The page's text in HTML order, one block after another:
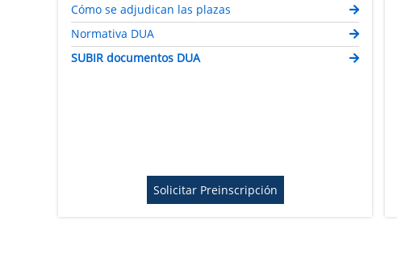
Cómo se adjudican las plazas
Normativa DUA
SUBIR documentos DUA
Solicitar Preinscripción